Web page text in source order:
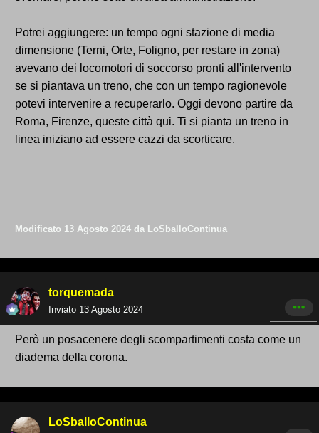
Potrei aggiungere: un tempo ogni stazione di media
dimensione (Terni, Orte, Foligno, per restare in zona)
avevano dei locomotori di soccorso pronti all'intervento
se si piantava un treno, che con un tempo ragionevole
potevi intervenire a recuperarlo. Oggi devono partire da
Roma, Firenze, queste città qui. Ti si pianta un treno in
linea iniziano ad essere cazzi da scorticare.
Modificato 13 Agosto 2024 da LoSballoContinua
torquemada
Inviato 13 Agosto 2024
Però un posacenere degli scompartimenti costa come un
diadema della corona.
LoSballoContinua